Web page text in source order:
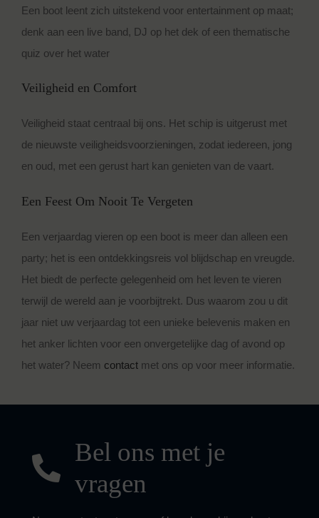
Een boot leent zich uitstekend voor entertainment op maat;
denk aan een live band, DJ op het dek of een thematische
quiz over het water
Veiligheid en Comfort
Veiligheid staat centraal bij ons. Het schip is uitgerust met
de nieuwste veiligheidsvoorzieningen, zodat iedereen, jong
en oud, met een gerust hart kan genieten van de vaart.
Een Feest Om Nooit Te Vergeten
Een verjaardag vieren op een boot is meer dan alleen een
party; het is een ontdekkingsreis vol blijdschap en vreugde.
Het biedt de perfecte gelegenheid om het leven te vieren
terwijl de wereld aan je voorbijtrekt. Dus waarom zou u dit
jaar niet uw verjaardag tot een unieke belevenis maken en
het anker lichten voor een onvergetelijke dag of avond op
het water? Neem contactmet ons op voor meer informatie.
Bel ons met je
vragen